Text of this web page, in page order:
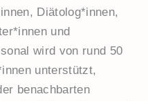
Diätolog*innen,
und
wird von rund 50
unterstützt,
benachbarten